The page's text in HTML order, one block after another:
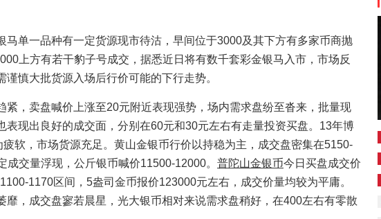
马单一品种有一定货源现市待沽，早间位于3000及其下方有多家币商抛
上方有若干豹子号成交，据悉近日将有数千套彩金银马入市，市场反
慎大批货源入场后行价可能的下行走势。
紧，卖盘喊价上涨至20元附近表现强势，场内需求盘纷至沓来，批量现
现出良好的成交面，分别在60元和30元左右有走量投资买盘。13年博
软，市场货源充足。黄山金银币行价以持稳为主，成交盘密集在5150-
交量浮现，公斤银币喊价11500-12000。 普陀山金银币今日买盘成交价
1170区间，5盎司金币报价123000元左右，成交价量均较为平庸。
，成交盘寥若晨星，光大银币相对来说需求盘稍好，在400左右有零散